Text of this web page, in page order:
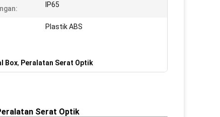
IP65
Plastik ABS
Box, Peralatan Serat Optik
Serat Optik